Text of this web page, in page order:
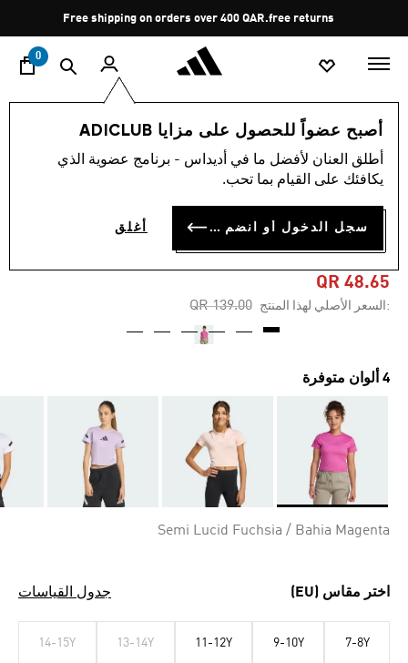
Pause
promotion
rotation
Free shipping on orders over 400 QAR.free returns
0
أصبح عضواً للحصول على مزايا ADICLUB
أطلق العنان لأفضل ما في أديداس - برنامج عضوية الذي
يكافئك على القيام بما تحب.
سجل الدخول أو انضم الآن أغلق
الأطفال الملابس
-65%
تيشيرت قصيرة للفتيات
ADIDAS Z.N.E. FITTED
QR 48.65
:السعر الأصلي لهذا المنتج Price reduced from
QR 139.00
to
4 ألوان متوفرة
Semi Lucid Fuchsia / Bahia Magenta
اختر مقاس (EU) جدول القياسات
7-8Y
9-10Y
11-12Y
13-14Y
14-15Y